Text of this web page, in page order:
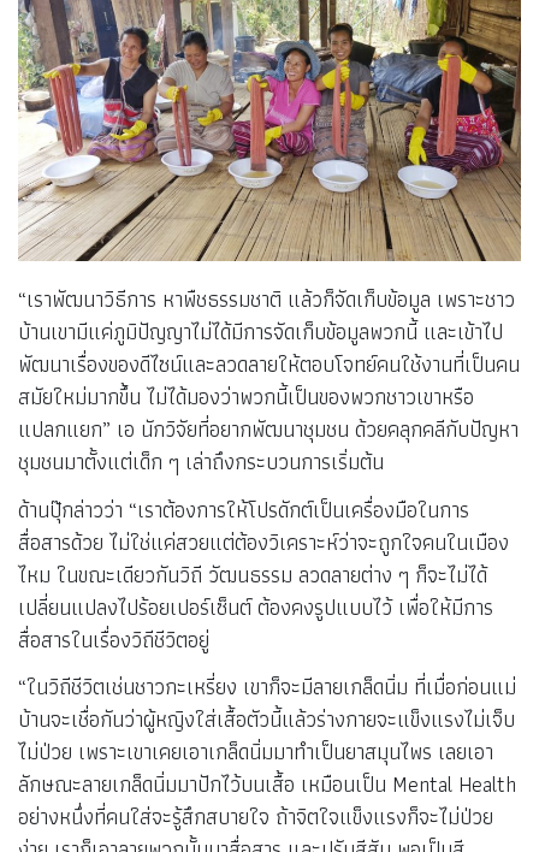
“เราพัฒนาวิธีการ หาพืชธรรมชาติ แล้วก็จัดเก็บข้อมูล เพราะชาว
บ้านเขามีแค่ภูมิปัญญาไม่ได้มีการจัดเก็บข้อมูลพวกนี้ และเข้าไป
พัฒนาเรื่องของดีไซน์และลวดลายให้ตอบโจทย์คนใช้งานที่เป็นคน
สมัยใหม่มากขึ้น ไม่ได้มองว่าพวกนี้เป็นของพวกชาวเขาหรือ
แปลกแยก” เอ นักวิจัยที่อยากพัฒนาชุมชน ด้วยคลุกคลีกับปัญหา
ชุมชนมาตั้งแต่เด็ก ๆ เล่าถึงกระบวนการเริ่มต้น
ด้านปุ๊กล่าวว่า “เราต้องการให้โปรดักต์เป็นเครื่องมือในการ
สื่อสารด้วย ไม่ใช่แค่สวยแต่ต้องวิเคราะห์ว่าจะถูกใจคนในเมือง
ไหม ในขณะเดียวกันวิถี วัฒนธรรม ลวดลายต่าง ๆ ก็จะไม่ได้
เปลี่ยนแปลงไปร้อยเปอร์เซ็นต์ ต้องคงรูปแบบไว้ เพื่อให้มีการ
สื่อสารในเรื่องวิถีชีวิตอยู่
“ในวิถีชีวิตเช่นชาวกะเหรี่ยง เขาก็จะมีลายเกล็ดนิ่ม ที่เมื่อก่อนแม่
บ้านจะเชื่อกันว่าผู้หญิงใส่เสื้อตัวนี้แล้วร่างกายจะแข็งแรงไม่เจ็บ
ไม่ป่วย เพราะเขาเคยเอาเกล็ดนิ่มมาทำเป็นยาสมุนไพร เลยเอา
ลักษณะลายเกล็ดนิ่มมาปักไว้บนเสื้อ เหมือนเป็น Mental Health
อย่างหนึ่งที่คนใส่จะรู้สึกสบายใจ ถ้าจิตใจแข็งแรงก็จะไม่ป่วย